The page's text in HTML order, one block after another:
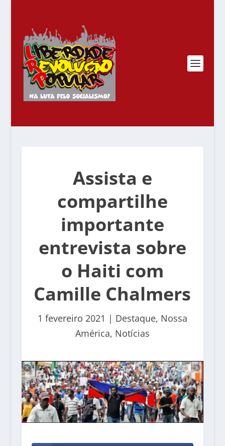
Assista e
compartilhe
importante
entrevista sobre
o Haiti com
Camille Chalmers
1 fevereiro 2021 | Destaque, Nossa
América, Notícias